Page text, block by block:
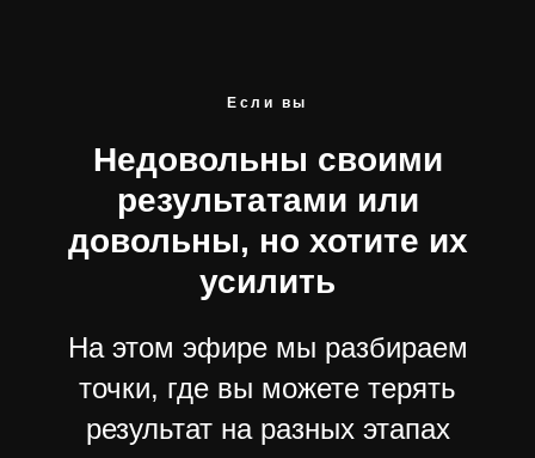
Если вы
Недовольны своими
результатами или
довольны, но хотите их
усилить
На этом эфире мы разбираем
точки, где вы можете терять
результат на разных этапах